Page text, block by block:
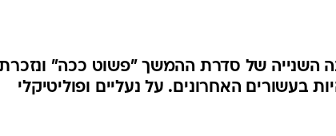
השנייה של סדרת ההמשך "פשוט ככה"
בעשורים האחרונים. על נעליים ופוליטיקלי